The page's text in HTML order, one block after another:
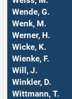
Wende, G.
Wenk, M.
Werner, H.
Wicke, K.
Wienke, F.
Will, J.
Winkler, D.
Wittmann, T.